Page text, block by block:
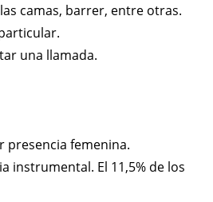
camas, barrer, entre otras.
una llamada.
presencia femenina.
instrumental. El 11,5% de los